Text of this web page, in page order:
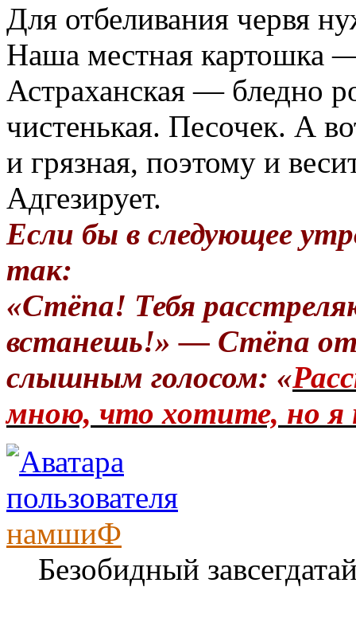
Для отбеливания червя
Наша местная картошка
Астраханская — бледно
чистенькая. Песочек. А
и грязная, поэтому и
Адгезирует.
Если бы в следующее
так:
«Стёпа! Тебя
встанешь!» — Стёпа
слышным голосом: «
мною, что хотите, но я
намшиФ
Безобидный